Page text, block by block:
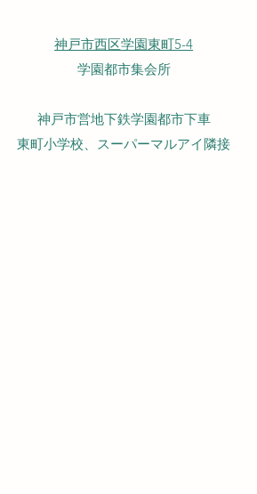
神戸市西区学園東町5-4
学園都市集会所
神戸市営地下鉄学園都市下車
東町小学校、スーパーマルアイ隣接